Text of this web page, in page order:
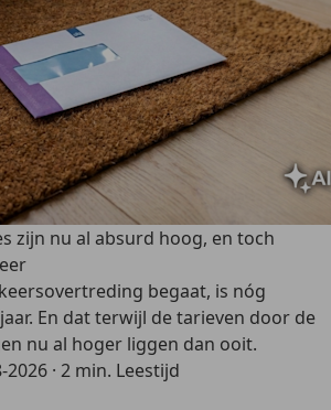
zijn nu al absurd hoog, en toch
begaat, is nóg
En dat terwijl de tarieven door de
nu al hoger liggen dan ooit.
2026 · 2 min. Leestijd